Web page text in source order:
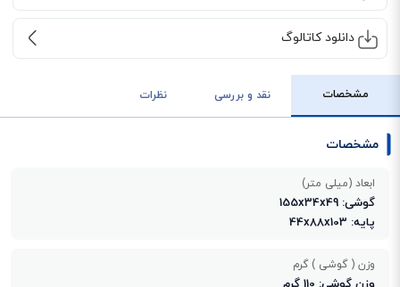
دانلود کاتالوگ
مشخصات نقد و بررسی نظرات
مشخصات
ابعاد (میلی متر)
گوشی: 155x34x49
پایه: 44x88x103
وزن ( گوشی ) گرم